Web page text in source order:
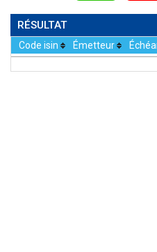
RÉSULTAT
Code isin Émetteur